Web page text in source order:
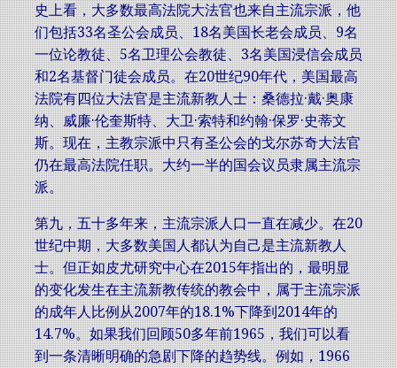
史上看，大多数最高法院大法官也来自主流宗派，他
们包括33名圣公会成员、18名美国长老会成员、9名
一位论教徒、5名卫理公会教徒、3名美国浸信会成员
和2名基督门徒会成员。在20世纪90年代，美国最高
法院有四位大法官是主流新教人士：桑德拉·戴·奥康
纳、威廉·伦奎斯特、大卫·索特和约翰·保罗·史蒂文
斯。现在，主教宗派中只有圣公会的戈尔苏奇大法官
仍在最高法院任职。大约一半的国会议员隶属主流宗
派。
第九，五十多年来，主流宗派人口一直在减少。在20
世纪中期，大多数美国人都认为自己是主流新教人
士。但正如皮尤研究中心在2015年指出的，最明显
的变化发生在主流新教传统的教会中，属于主流宗派
的成年人比例从2007年的18.1%下降到2014年的
14.7%。如果我们回顾50多年前1965，我们可以看
到一条清晰明确的急剧下降的趋势线。例如，1966